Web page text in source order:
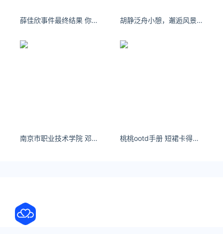
薛佳欣事件最终结果 你要记得，紫檀未灭，我亦未去。 胡静泛舟小憩，邂逅风景和美食，大家端午安康~ #端午包好的##生活有星意#
南京市职业技术学院 邓雅婧 可偏偏有一颗想整天出去浪的心 桃桃ootd手册 短裙卡得刚刚好呢